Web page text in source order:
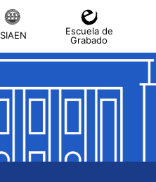
SIAEN
Escuela de
Grabado